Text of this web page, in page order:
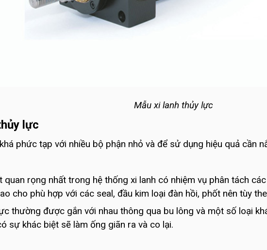
Mẫu xi lanh thủy lực
lực
phức tạp với nhiều bộ phận nhỏ và để sử dụng hiệu quả cần
quan rọng nhất trong hệ thống xi lanh có nhiệm vụ phân tách
cho phù hợp với các seal, đầu kim loại đàn hồi, phốt nên tùy
thường được gắn với nhau thông qua bu lông và một số loại
sự khác biệt sẽ làm ống giãn ra và co lại.